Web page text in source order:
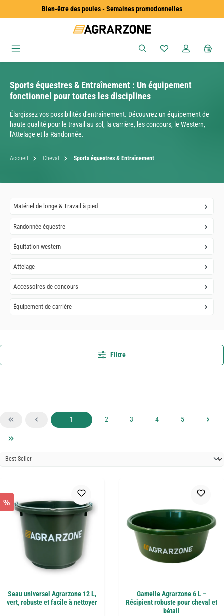
Passer au contenu principalBien-être des poules - Semaines promotionnelles
Vous avez 0
Sports équestres & Entraînement : Un équipement
fonctionnel pour toutes les disciplines
Élargissez vos possibilités d'entraînement. Découvrez un équipement de
haute qualité pour le travail au sol, la carrière, les concours, le Western,
l'Attelage et la Randonnée.
Accueil Cheval Sports équestres & Entraînement
Matériel de longe & Travail à pied
Randonnée équestre
Équitation western
Attelage
Accessoires de concours
Équipement de carrière
Filtre
Page
1 Page
2 Page
3 Page
4 Page
5
%
Seau universel Agrarzone 12 L,
vert, robuste et facile à nettoyer
Gamelle Agrarzone 6 L –
Récipient robuste pour cheval et
bétail